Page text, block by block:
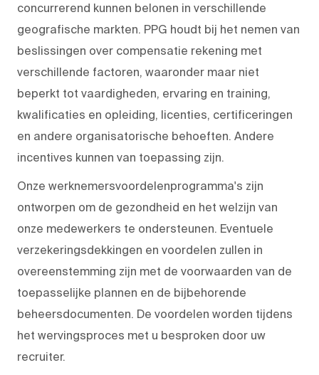
concurrerend kunnen belonen in verschillende
geografische markten. PPG houdt bij het nemen van
beslissingen over compensatie rekening met
verschillende factoren, waaronder maar niet
beperkt tot vaardigheden, ervaring en training,
kwalificaties en opleiding, licenties, certificeringen
en andere organisatorische behoeften. Andere
incentives kunnen van toepassing zijn.
Onze werknemersvoordelenprogramma's zijn
ontworpen om de gezondheid en het welzijn van
onze medewerkers te ondersteunen. Eventuele
verzekeringsdekkingen en voordelen zullen in
overeenstemming zijn met de voorwaarden van de
toepasselijke plannen en de bijbehorende
beheersdocumenten. De voordelen worden tijdens
het wervingsproces met u besproken door uw
recruiter.